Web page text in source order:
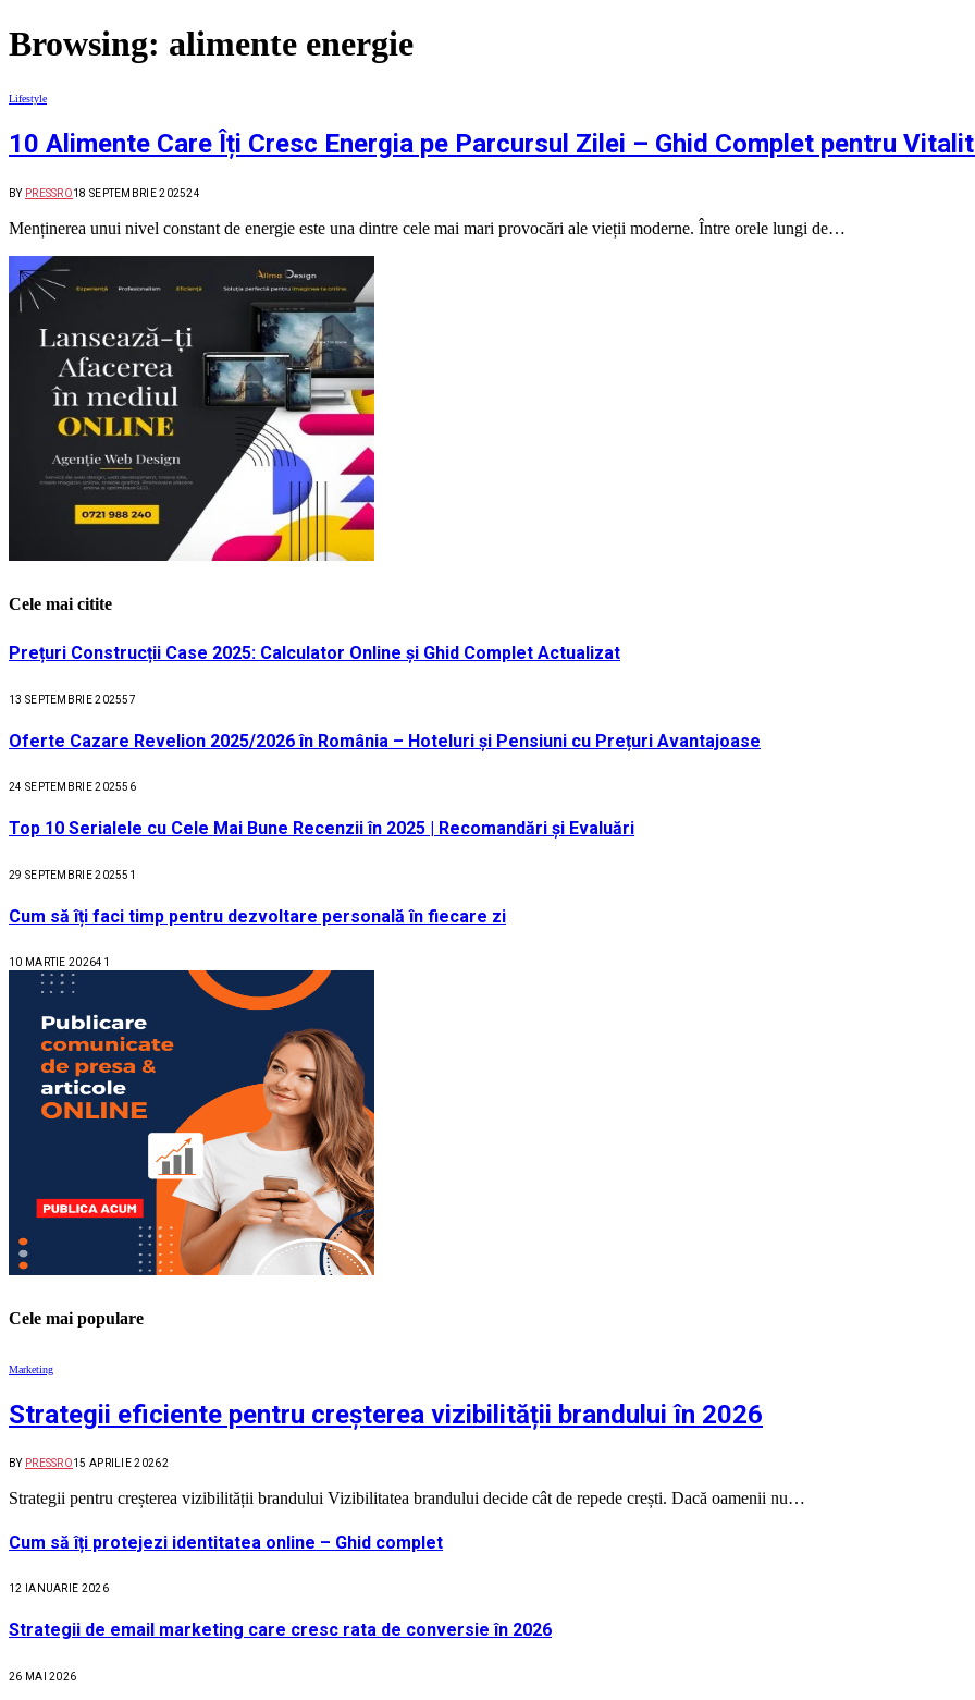
Browsing: alimente energie
Lifestyle
10 Alimente Care Îți Cresc Energia pe Parcursul Zilei – Ghid Complet pentru
BY PRESSRO18 SEPTEMBRIE 202524
Menținerea unui nivel constant de energie este una dintre cele mai mari provocări ale vieții moderne. Între orele lungi de…
Cele mai citite
Prețuri Construcții Case 2025: Calculator Online și Ghid Complet Actualizat
13 SEPTEMBRIE 202557
Oferte Cazare Revelion 2025/2026 în România – Hoteluri și Pensiuni cu Prețuri Avantajoase
24 SEPTEMBRIE 202556
Top 10 Serialele cu Cele Mai Bune Recenzii în 2025 | Recomandări și Evaluări
29 SEPTEMBRIE 202551
Cum să îți faci timp pentru dezvoltare personală în fiecare zi
10 MARTIE 202641
Cele mai populare
Marketing
Strategii eficiente pentru creșterea vizibilității brandului în 2026
BY PRESSRO15 APRILIE 20262
Strategii pentru creșterea vizibilității brandului Vizibilitatea brandului decide cât de repede crești. Dacă oamenii nu…
Cum să îți protejezi identitatea online – Ghid complet
12 IANUARIE 2026
Strategii de email marketing care cresc rata de conversie în 2026
26 MAI 2026